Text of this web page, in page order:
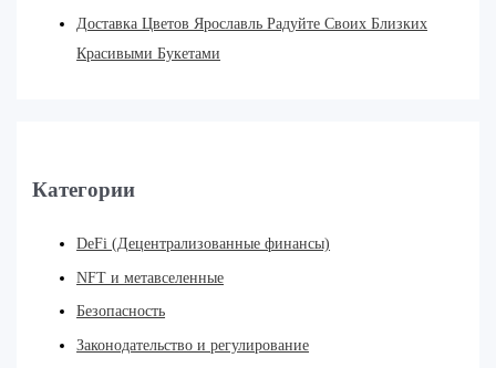
Доставка Цветов Ярославль Радуйте Своих Близких
Красивыми Букетами
Категории
DeFi (Децентрализованные финансы)
NFT и метавселенные
Безопасность
Законодательство и регулирование